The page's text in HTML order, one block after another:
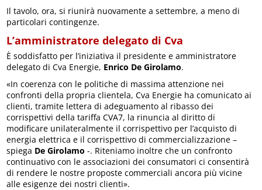
Il tavolo, ora, si riunirà nuovamente a settembre, a meno di
particolari contingenze.
L’amministratore delegato di Cva
È soddisfatto per l’iniziativa il presidente e amministratore
delegato di Cva Energie, Enrico De Girolamo.
«In coerenza con le politiche di massima attenzione nei
confronti della propria clientela, Cva Energie ha comunicato ai
clienti, tramite lettera di adeguamento al ribasso dei
corrispettivi della tariffa CVA7, la rinuncia al diritto di
modificare unilateralmente il corrispettivo per l’acquisto di
energia elettrica e il corrispettivo di commercializzazione –
spiega De Girolamo -. Riteniamo inoltre che un confronto
continuativo con le associazioni dei consumatori ci consentirà
di rendere le nostre proposte commerciali ancora più vicine
alle esigenze dei nostri clienti».